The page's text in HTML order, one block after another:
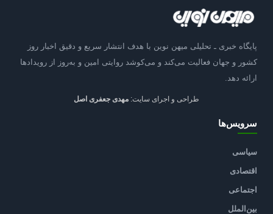
پایگاه خبری ـ تحلیلی میهن نوین با هدف انتشار سریع و دقیق اخبار روز
کشور و جهان فعالیت می‌کند و می‌کوشد روایتی امین و به‌روز از رویدادها
ارائه دهد.
طراحی و اجرای سایت: مهدی جعفری اصل
سرویس‌ها
سیاسی
اقتصادی
اجتماعی
بین‌الملل